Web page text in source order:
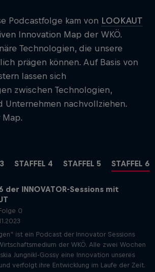
Podcastfolge kam von LOOKAUT
Innovation Map der WKÖ.
Technologien, die unsere
prägen können. Auf Basis von
lassen sich
zwischen Technologien,
Unternehmen nachvollziehen.
STAFFEL 4 STAFFEL 5 STAFFEL 6
der INNOVATOR-Sessions mit
0
ist ein Podcast der Innovator Sessions
der WKÖ. Alle zwei Wochen
Jungnikl-Gossy eine Innovation unseres
verfolgt ihre Entwicklung im Laufe der Zeit.